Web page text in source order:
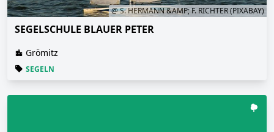
@ S. HERMANN &AMP; F. RICHTER (PIXABAY)
SEGELSCHULE BLAUER PETER
Grömitz
SEGELN